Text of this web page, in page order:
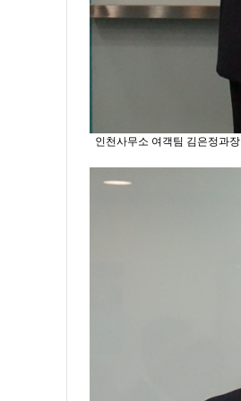
인천사무소 여객팀 김은정과장